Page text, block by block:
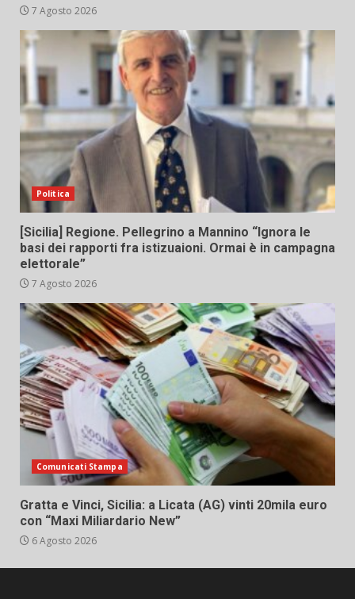
7 Agosto 2026
Politica
[Sicilia] Regione. Pellegrino a Mannino “Ignora le
basi dei rapporti fra istizuaioni. Ormai è in campagna
elettorale”
7 Agosto 2026
Comunicati Stampa
Gratta e Vinci, Sicilia: a Licata (AG) vinti 20mila euro
con “Maxi Miliardario New”
6 Agosto 2026